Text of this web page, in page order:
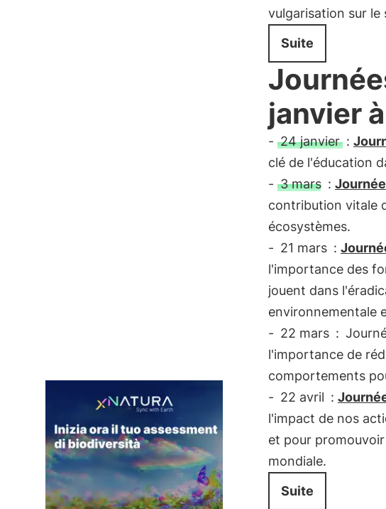
vulgarisation sur le
Suite
janvier
- 24 janvier:
clé de l'éducation
- 3 mars :
contribution vitale
écosystèmes.
- 21 mars :
l'importance des
jouent dans
environnementale
- 22 mars :
l'importance de
comportements
- 22 avril :
l'impact de nos
et pour
mondiale.
Suite